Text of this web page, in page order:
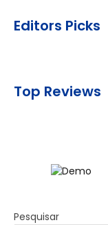
Editors Picks
Top Reviews
Pesquisar